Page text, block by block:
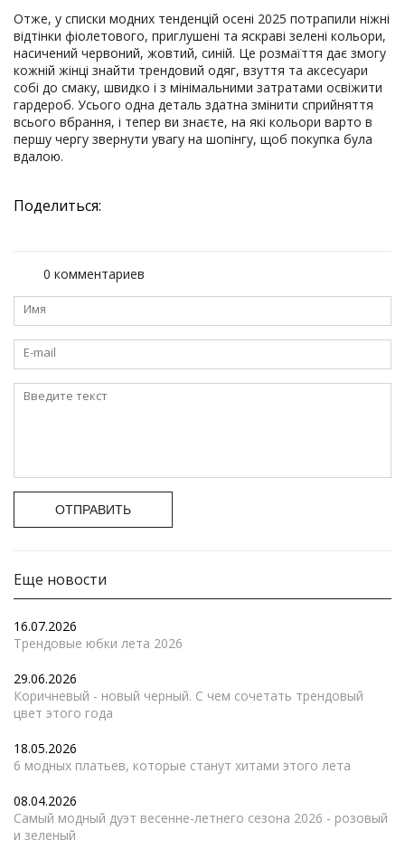
Отже, у списки модних тенденцій осені 2025 потрапили ніжні
відтінки фіолетового, приглушені та яскраві зелені кольори,
насичений червоний, жовтий, синій. Це розмаїття дає змогу
кожній жінці знайти трендовий одяг, взуття та аксесуари
собі до смаку, швидко і з мінімальними затратами освіжити
гардероб. Усього одна деталь здатна змінити сприйняття
всього вбрання, і тепер ви знаєте, на які кольори варто в
першу чергу звернути увагу на шопінгу, щоб покупка була
вдалою.
Поделиться:
0 комментариев
ОТПРАВИТЬ
Еще новости
16.07.2026
Трендовые юбки лета 2026
29.06.2026
Коричневый - новый черный. С чем сочетать трендовый
цвет этого года
18.05.2026
6 модных платьев, которые станут хитами этого лета
08.04.2026
Самый модный дуэт весенне-летнего сезона 2026 - розовый
и зеленый